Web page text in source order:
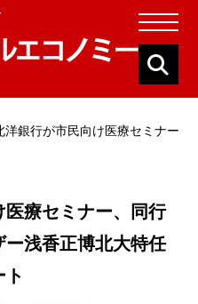
洋銀行が市民向け医療セミナー
療セミナー、同行
ー浅香正博北大特任
ト